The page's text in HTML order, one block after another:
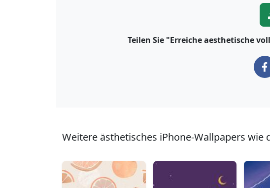
Teilen Sie "Erreiche aesthetische
Weitere ästhetisches iPhone-Wallpapers wie